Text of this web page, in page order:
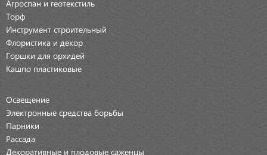
Агроспан и геотекстиль
Торф
Инструмент строительный
Флористика и декор
Горшки для орхидей
Кашпо пластиковые
Освещение
Электронные средства борьбы
Парники
Рассада
Декоративные и плодовые саженцы